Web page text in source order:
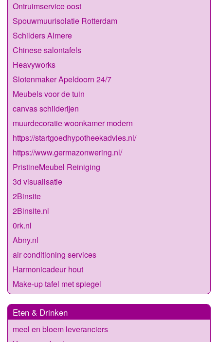
Ontruimservice oost
Spouwmuurisolatie Rotterdam
Schilders Almere
Chinese salontafels
Heavyworks
Slotenmaker Apeldoorn 24/7
Meubels voor de tuin
canvas schilderijen
muurdecoratie woonkamer modern
https://startgoedhypotheekadvies.nl/
https://www.germazonwering.nl/
PristineMeubel Reiniging
3d visualisatie
2Binsite
2Binsite.nl
0rk.nl
Abny.nl
air conditioning services
Harmonicadeur hout
Make-up tafel met spiegel
Eten & Drinken
meel en bloem leveranciers